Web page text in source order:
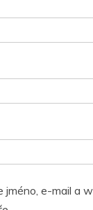
jméno, e-mail a